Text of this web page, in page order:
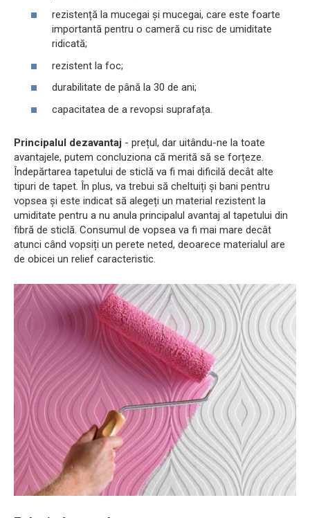
rezistență la mucegai și mucegai, care este foarte
importantă pentru o cameră cu risc de umiditate
ridicată;
rezistent la foc;
durabilitate de până la 30 de ani;
capacitatea de a revopsi suprafața.
Principalul dezavantaj - prețul, dar uitându-ne la toate
avantajele, putem concluziona că merită să se forțeze.
Îndepărtarea tapetului de sticlă va fi mai dificilă decât alte
tipuri de tapet. În plus, va trebui să cheltuiți și bani pentru
vopsea și este indicat să alegeți un material rezistent la
umiditate pentru a nu anula principalul avantaj al tapetului din
fibră de sticlă. Consumul de vopsea va fi mai mare decât
atunci când vopsiți un perete neted, deoarece materialul are
de obicei un relief caracteristic.